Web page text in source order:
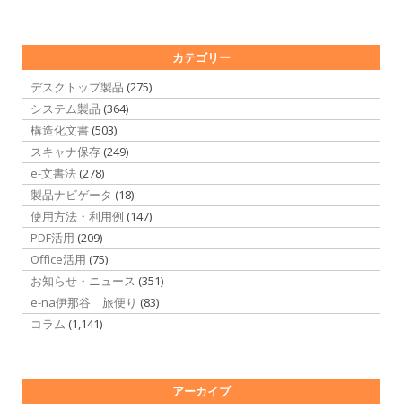
カテゴリー
デスクトップ製品 (275)
システム製品 (364)
構造化文書 (503)
スキャナ保存 (249)
e-文書法 (278)
製品ナビゲータ (18)
使用方法・利用例 (147)
PDF活用 (209)
Office活用 (75)
お知らせ・ニュース (351)
e-na伊那谷 旅便り (83)
コラム (1,141)
アーカイブ